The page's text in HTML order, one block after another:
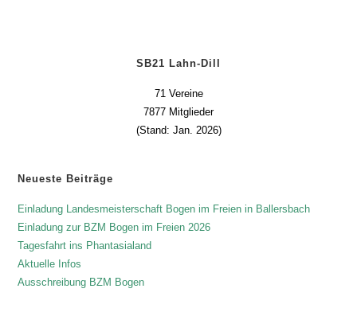
-
a
v
i
g
SB21 Lahn-Dill
71 Vereine
7877 Mitglieder
(Stand: Jan. 2026)
Neueste Beiträge
Einladung Landesmeisterschaft Bogen im Freien in Ballersbach
Einladung zur BZM Bogen im Freien 2026
Tagesfahrt ins Phantasialand
Aktuelle Infos
Ausschreibung BZM Bogen